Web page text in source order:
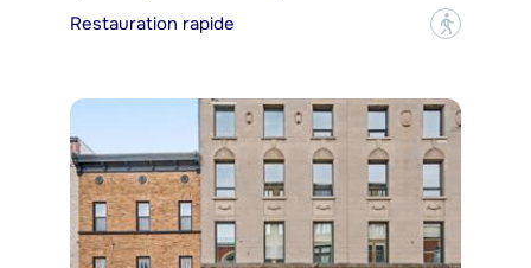
Restauration rapide
?